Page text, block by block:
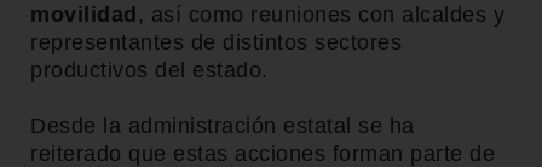
movilidad , así como reuniones con alcaldes y
representantes de distintos sectores
productivos del estado.
Desde la administración estatal se ha
reiterado que estas acciones forman parte de